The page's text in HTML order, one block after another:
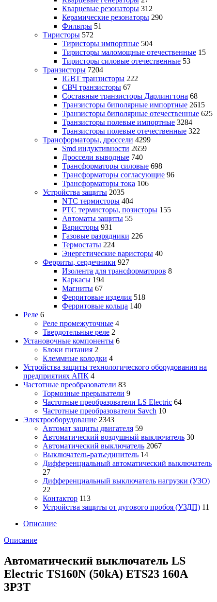
Кварцевые резонаторы 312
Керамические резонаторы 290
Фильтры 51
Тиристоры 572
Тиристоры импортные 504
Тиристоры маломощные отечественные 15
Тиристоры силовые отечественные 53
Транзисторы 7204
IGBT транзисторы 222
СВЧ транзисторы 67
Составные транзисторы Дарлингтона 68
Транзисторы биполярные импортные 2615
Транзисторы биполярные отечественные 625
Транзисторы полевые импортные 3284
Транзисторы полевые отечественные 322
Трансформаторы, дроссели 4299
Smd индуктивности 2659
Дроссели выводные 740
Трансформаторы силовые 698
Трансформаторы согласующие 96
Трансформаторы тока 106
Устройства защиты 2035
NTC термисторы 404
PTC термисторы, позисторы 155
Автоматы защиты 55
Варисторы 931
Газовые разрядники 226
Термостаты 224
Энергетические варисторы 40
Ферриты, сердечники 927
Изолента для трансформаторов 8
Каркасы 194
Магниты 67
Ферритовые изделия 518
Ферритовые кольца 140
Реле 6
Реле промежуточные 4
Твердотельные реле 2
Установочные компоненты 6
Блоки питания 2
Клеммные колодки 4
Устройства защиты технологического оборудования на
предприятиях АПК 4
Частотные преобразователи 83
Тормозные прерыватели 9
Частотные преобразователи LS Electric 64
Частотные преобразователи Savch 10
Электрооборудование 2343
Автомат защиты двигателя 59
Автоматический воздушный выключатель 30
Автоматический выключатель 2067
Выключатель-разъединитель 14
Дифференциальный автоматический выключатель
27
Дифференциальный выключатель нагрузки (УЗО)
22
Контактор 113
Устройства защиты от дугового пробоя (УЗДП) 11
Описание
Описание
Автоматический выключатель LS
Electric TS160N (50kA) ETS23 160A
3P3T